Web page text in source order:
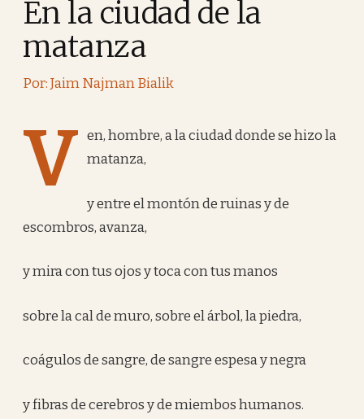
En la ciudad de la
matanza
Por: Jaim Najman Bialik
V en, hombre, a la ciudad donde se hizo la
matanza,
y entre el montón de ruinas y de
escombros, avanza,
y mira con tus ojos y toca con tus manos
sobre la cal de muro, sobre el árbol, la piedra,
coágulos de sangre, de sangre espesa y negra
y fibras de cerebros y de miembos humanos.